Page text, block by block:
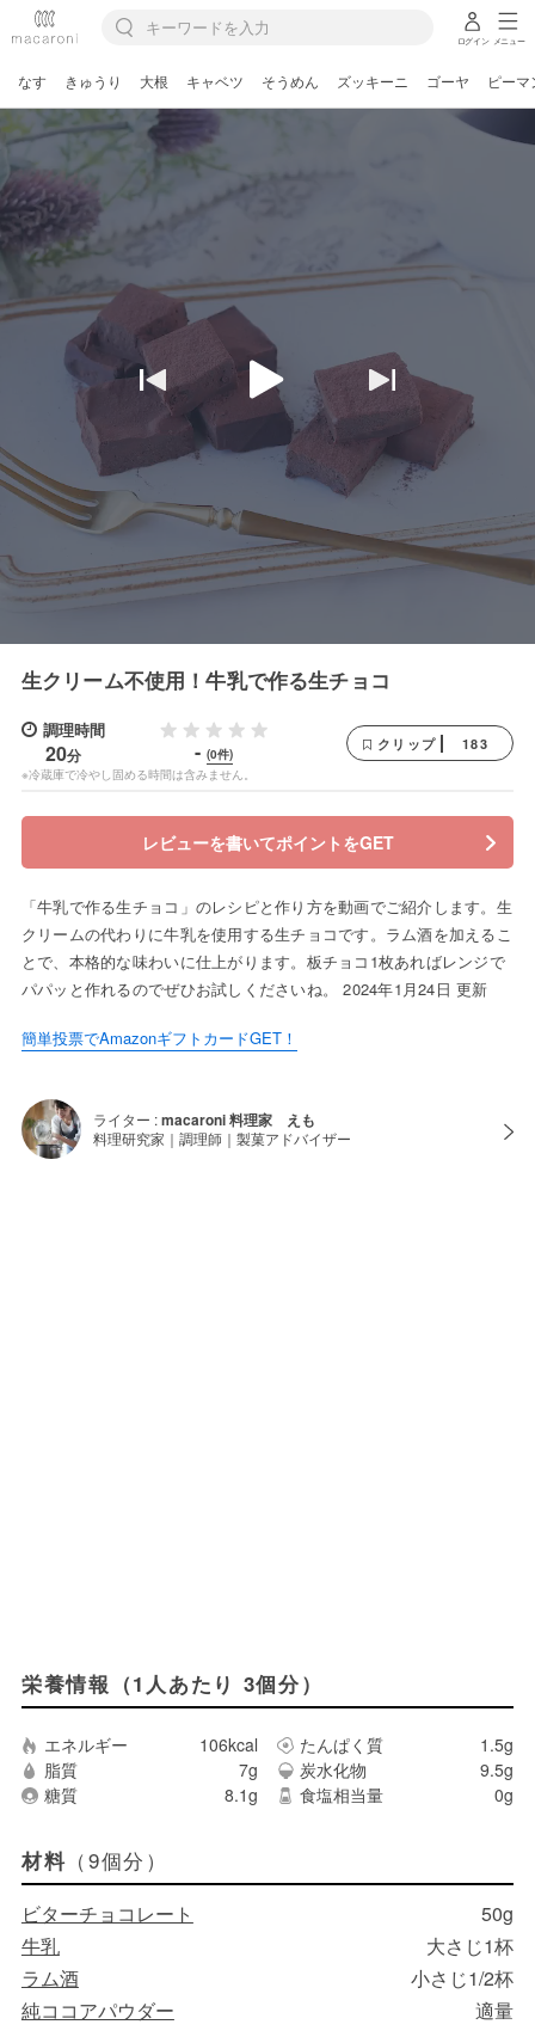
ログイン メニュー
なす きゅうり 大根 キャベツ そうめん ズッキーニ ゴーヤ ピーマ
生クリーム不使用！牛乳で作る生チョコ
調理時間
20分
※冷蔵庫で冷やし固める時間は含みません。
- (0件)
クリップ 183
レビューを書いてポイントをGET
「牛乳で作る生チョコ」のレシピと作り方を動画でご紹介します。生
クリームの代わりに牛乳を使用する生チョコです。ラム酒を加えるこ
とで、本格的な味わいに仕上がります。板チョコ1枚あればレンジで
パパッと作れるのでぜひお試しくださいね。 2024年1月24日 更新
簡単投票でAmazonギフトカードGET！
ライター :macaroni 料理家 えも
料理研究家｜調理師｜製菓アドバイザー
栄養情報（1人あたり 3個分）
エネルギー 106kcal たんぱく質
1.5g
脂質
7g 炭水化物
9.5g
糖質
8.1g 食塩相当量 0g
材料 （9個分）
ビターチョコレート
50g
牛乳
大さじ1杯
ラム酒
小さじ1/2杯
純ココアパウダー
適量